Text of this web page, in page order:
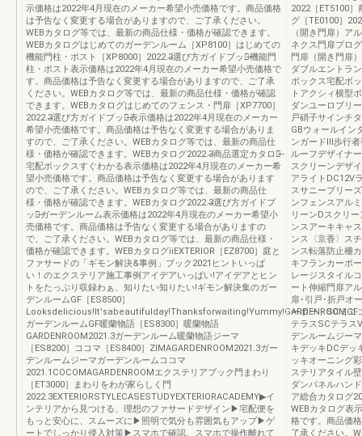
示価格は2022年4月現在のメーカー希望小売価格です。商品価格
は予告なく変更する場合がありますので、ご了承ください。
WEBカタログ等では、最新の商品仕様・価格が確認できます。
WEBカタログはじめてのガーデンルーム［XP8100］はじめての
機能門柱・ポスト［XP8000］2022.3̶選び方ガイドブック̶機能門
柱・ポスト表示価格は2022年4月現在のメーカー希望小売価格で
す。商品価格は予告なく変更する場合がありますので、ご了承
ください。WEBカタログ等では、最新の商品仕様・価格が確認
できます。WEBカタログはじめてのフェンス・門扉［XP7700］
2022.3̶選び方ガイドブック̶表示価格は2022年4月現在のメーカー
希望小売価格です。商品価格は予告なく変更する場合がありま
すので、ご了承ください。WEBカタログ等では、最新の商品仕
様・価格が確認できます。WEBカタログ2022.3̶商品選定カタログ̶
宅配ボックスすぐわかる表示価格は2022年4月現在のメーカー希
望小売価格です。商品価格は予告なく変更する場合があります
ので、ご了承ください。WEBカタログ等では、最新の商品仕
様・価格が確認できます。WEBカタログ2022.3̶選び方ガイドブ
ック̶ガーデンルーム表示価格は2022年4月現在のメーカー希望小
売価格です。商品価格は予告なく変更する場合がありますの
で、ご了承ください。WEBカタログ等では、最新の商品仕様・
価格が確認できます。WEBカタログiiEXTERIOR［EZ8700］庭と
ファサードの「ギモン解決&事例」ブック2021ヒントいっぱ
い！のエクステリア施工事例アイデアいっぱい!アイデアとヒン
トをたっぷり収録わぁ、知りたい知りたい!ギモン解決集のガー
デンルームGF［ES8500］
Looksdelicious!It'sabeautifulday!Thanksforwaiting!Yummy!GARDENROOMGF
ガーデンルームGF暖蘭物語［ES8300］暖蘭物語
GARDENROOM2021.3ガーデンルーム暖蘭物語ジーマ
［ES8200］ココマ［ES8400］ZIMAGARDENROOM2021.3ガー
デンルームジーマガーデンルームココマ
2021.1COCOMAGARDENROOMエクステリアブック門まわり
［ET3000］まわりをわが家らしく門
2022.3EXTERIORSTYLECASESTUDYEXTERIORACADEMY▶イ
ンテリアから見つける、理想のファサードデザイン▶宅配便を
もっと安心に、スムーズに▶照明で気分も雰囲気もアップ▶ゲ
ートでしっかり侵入対策▶スマホで確認、スマホで操作離れて
2022［ET5100
グ［TE0100］
（開き門扉）ア
ネクス門扉プロ
門扉（開き門扉
ダブルエントラ
ボックス宅配ボ
トアクシィ横型
ダンユーロブリ
戸硝子サインチ
GBウォールイン
ンガードⅢ歩行
ルーフデザイナ
スクリーンデザ
アライトDC12V
スサニーブリー
ンフェンスアル
リーンDスクリ
ンスアーキキャ
ンス〈京香〉ス
ンス転落防止柵
キフランカーポ
レージスタイル
ート伸縮門扉ア
扉･引戸･折戸オ
ーポートSCミニ
テラスSCテラス
デンルームジー
キデッキDCデッ
ッキオーニング
ステリアタイル
ダンパネルハン
ア総合カタログ
WEBカタログ表
格です。商品価
了承ください。